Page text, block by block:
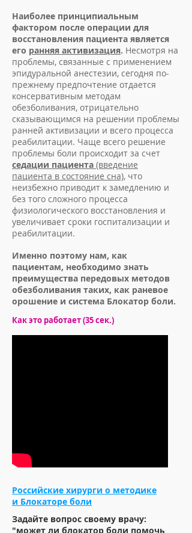
Наиболее принципиальным
фактором после операции для
восстановления пациента является
его ранняя активизация. Несмотря на
проблемы, связанные с применением
эпидуральной анестезии, сегодня по-
прежнему предпочтение отдается
консервативным методам
обезболивания, отрицательно
сказывающимся на решении проблемы
ранней активизации и всего процесса
реабилитации. Чаще всего решение
проблемы боли происходит за счет
седации пациента (введение
пациента в состояние сна), что
неизбежно приводит к замедлению и
без того сложного процесса
физиологического восстановления и
увеличивает сроки госпитализации и
реабилитации.
Именно поэтому нам, как
пациентам, необходимо знать
преимущества передовых методов
обезболивания таких, как раневое
орошение и система Блокатор боли.
Как это работает (35 сек.)
Российские хирурги о методике
и Блокаторе боли
Задайте вопрос своему врачу:
"может ли блокатор боли помочь